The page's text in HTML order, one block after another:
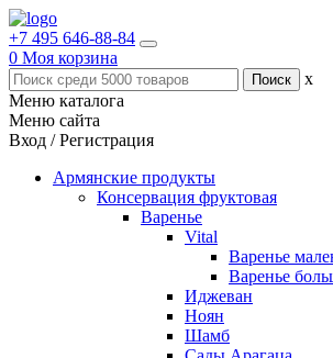
+7 495 646-88-84
0 Моя корзина
x
Меню каталога
Меню сайта
Вход / Регистрация
Армянские продукты
Консервация фруктовая
Варенье
Vital
Варенье
Варенье
Иджеван
Ноян
Шамб